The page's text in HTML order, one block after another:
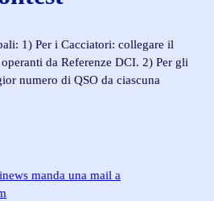
1) Per i Cacciatori: collegare il
da Referenze DCI. 2) Per gli
numero di QSO da ciascuna
manda una mail a